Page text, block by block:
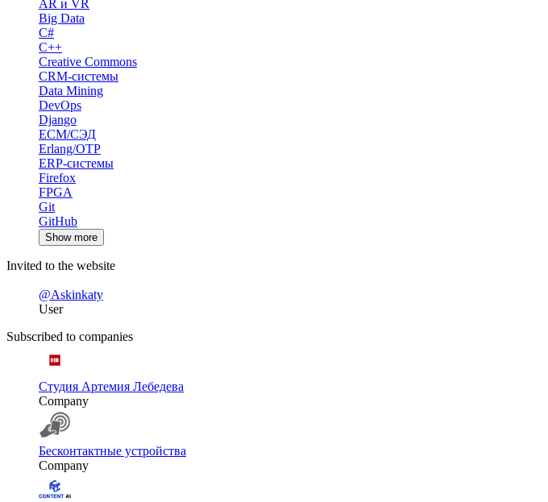
AR и VR
Big Data
C#
C++
Creative Commons
CRM-системы
Data Mining
DevOps
Django
ECM/СЭД
Erlang/OTP
ERP-системы
Firefox
FPGA
Git
GitHub
Show more
Invited to the website
@Askinkaty
User
Subscribed to companies
Студия Артемия Лебедева
Company
Бесконтактные устройства
Company